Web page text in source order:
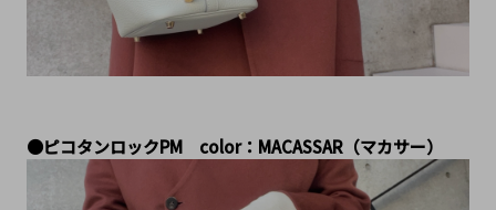
●ピコタンロックPM　color：MACASSAR（マカサー）